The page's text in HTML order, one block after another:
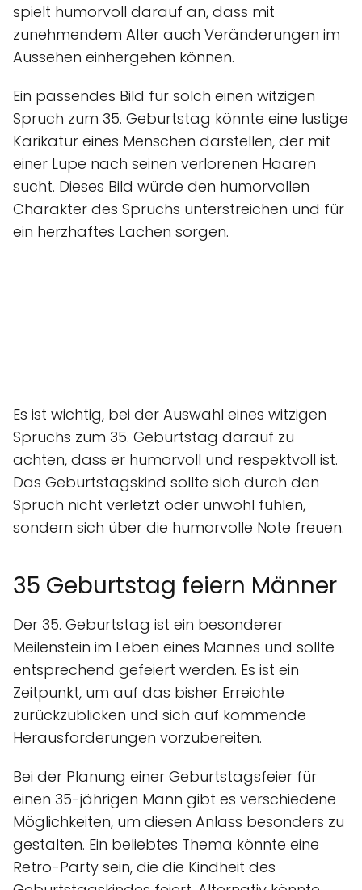
spielt humorvoll darauf an, dass mit
zunehmendem Alter auch Veränderungen im
Aussehen einhergehen können.
Ein passendes Bild für solch einen witzigen
Spruch zum 35. Geburtstag könnte eine lustige
Karikatur eines Menschen darstellen, der mit
einer Lupe nach seinen verlorenen Haaren
sucht. Dieses Bild würde den humorvollen
Charakter des Spruchs unterstreichen und für
ein herzhaftes Lachen sorgen.
Es ist wichtig, bei der Auswahl eines witzigen
Spruchs zum 35. Geburtstag darauf zu
achten, dass er humorvoll und respektvoll ist.
Das Geburtstagskind sollte sich durch den
Spruch nicht verletzt oder unwohl fühlen,
sondern sich über die humorvolle Note freuen.
35 Geburtstag feiern Männer
Der 35. Geburtstag ist ein besonderer
Meilenstein im Leben eines Mannes und sollte
entsprechend gefeiert werden. Es ist ein
Zeitpunkt, um auf das bisher Erreichte
zurückzublicken und sich auf kommende
Herausforderungen vorzubereiten.
Bei der Planung einer Geburtstagsfeier für
einen 35-jährigen Mann gibt es verschiedene
Möglichkeiten, um diesen Anlass besonders zu
gestalten. Ein beliebtes Thema könnte eine
Retro-Party sein, die die Kindheit des